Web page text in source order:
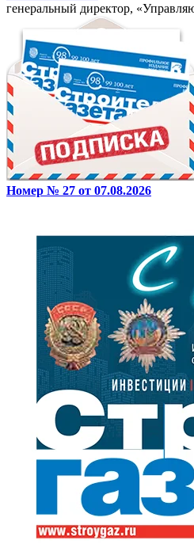
генеральный директор,
Номер № 27 от 07.08.2026